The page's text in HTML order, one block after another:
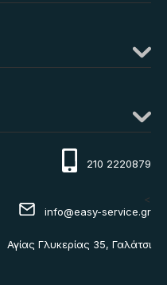
210 2220879
<
info@easy-service.gr
Αγίας Γλυκερίας 35, Γαλάτσι